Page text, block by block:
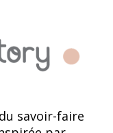
savoir-faire